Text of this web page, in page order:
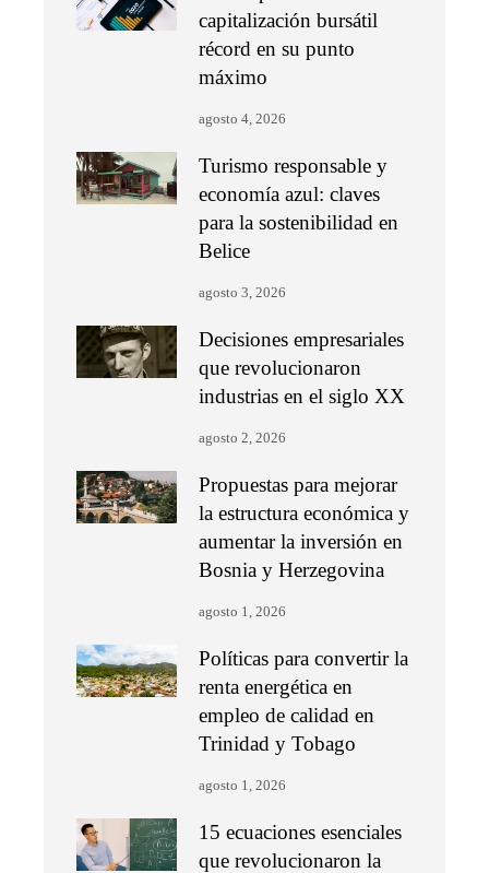
capitalización bursátil
récord en su punto
máximo
agosto 4, 2026
Turismo responsable y
economía azul: claves
para la sostenibilidad en
Belice
agosto 3, 2026
Decisiones empresariales
que revolucionaron
industrias en el siglo XX
agosto 2, 2026
Propuestas para mejorar
la estructura económica y
aumentar la inversión en
Bosnia y Herzegovina
agosto 1, 2026
Políticas para convertir la
renta energética en
empleo de calidad en
Trinidad y Tobago
agosto 1, 2026
15 ecuaciones esenciales
que revolucionaron la